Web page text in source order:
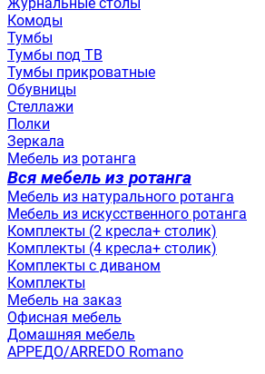
Комоды
Тумбы
Тумбы под ТВ
Тумбы прикроватные
Обувницы
Стеллажи
Полки
Зеркала
Мебель из ротанга
Вся мебель из ротанга
Мебель из натурального ротанга
Мебель из искусственного ротанга
Комплекты (2 кресла+ столик)
Комплекты (4 кресла+ столик)
Комплекты с диваном
Комплекты
Мебель на заказ
Офисная мебель
Домашняя мебель
АРРЕДО/ARREDO Romano